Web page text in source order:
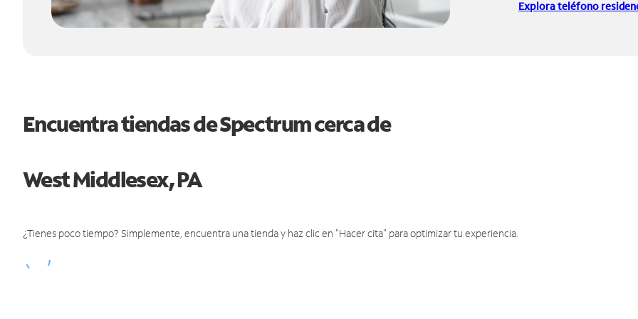
Explora teléfono
Encuentra tiendas de Spectrum cerca de
West Middlesex, PA
¿Tienes poco tiempo? Simplemente, encuentra una tienda y haz clic en "Hacer cita" para optimizar tu experiencia.